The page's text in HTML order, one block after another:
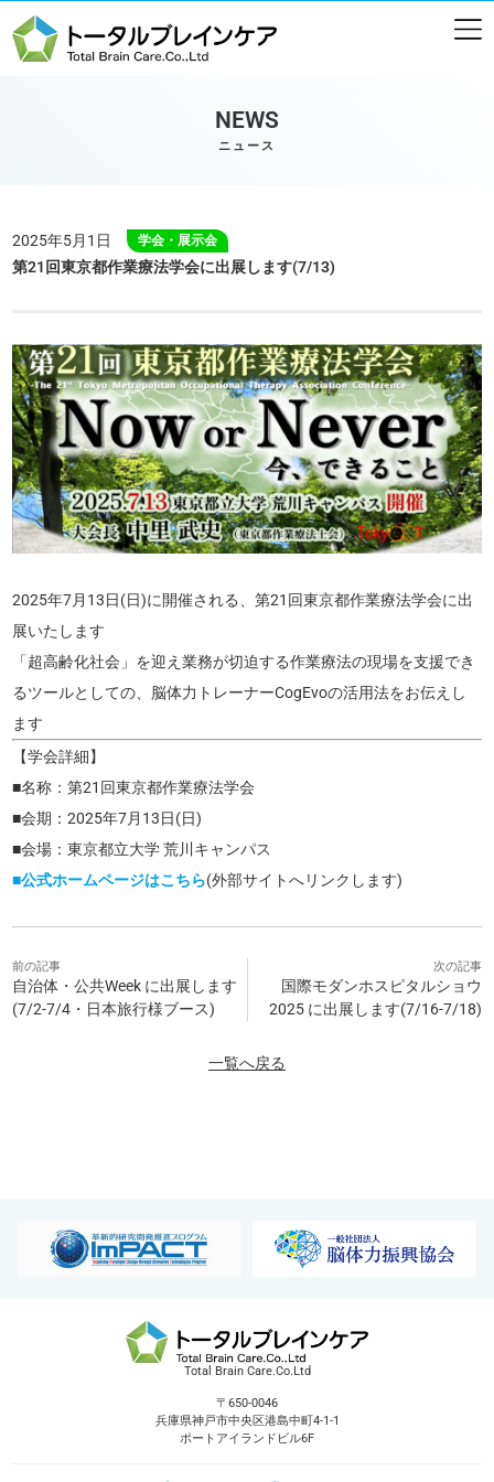
NEWS
ニュース
2025年5月1日 学会・展示会
第21回東京都作業療法学会に出展します(7/13)
2025年7月13日(日)に開催される、第21回東京都作業療法学会に出
展いたします
「超高齢化社会」を迎え業務が切迫する作業療法の現場を支援でき
るツールとしての、脳体力トレーナーCogEvoの活用法をお伝えし
ます
【学会詳細】
■名称：第21回東京都作業療法学会
■会期：2025年7月13日(日)
■会場：東京都立大学 荒川キャンパス
■公式ホームページはこちら(外部サイトへリンクします)
前の記事
自治体・公共Week に出展します
(7/2-7/4・日本旅行様ブース)
次の記事
国際モダンホスピタルショウ
2025 に出展します(7/16-7/18)
一覧へ戻る
Total Brain Care.Co.Ltd
〒650-0046
兵庫県神戸市中央区港島中町4-1-1
ポートアイランドビル6F